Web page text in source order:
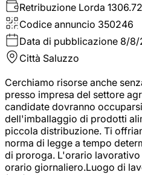
Retribuzione Lorda
Codice annuncio 350246
Data di pubblicazione 8/8/
Città Saluzzo
Cerchiamo risorse anche
presso impresa del settore
candidate dovranno
dell'imballaggio di prodotti
piccola distribuzione. Ti
norma di legge a tempo
di proroga. L'orario lavorativo
orario giornaliero.Luogo di